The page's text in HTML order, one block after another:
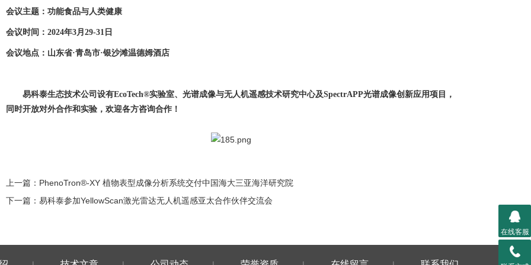
会议主题：功能食品与人类健康
会议时间： 2024年3月 29-31 日
会议地点：山东省·青岛市·银沙滩温德姆酒店
易科泰生态技术公司设有EcoTech®实验室、光谱成像与无人机遥感技术研究中心及SpectrAPP光谱成像创新应用项目，
同时开放对外合作和实验，欢迎各方咨询合作！
上一篇： PhenoTron®-XY 植物表型成像分析系统交付中国海大三亚海洋研究院
下一篇： 易科泰参加YellowScan激光雷达无人机遥感亚太合作伙伴交流会
在线客服